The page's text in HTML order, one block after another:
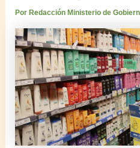
Por Redacción Ministerio de